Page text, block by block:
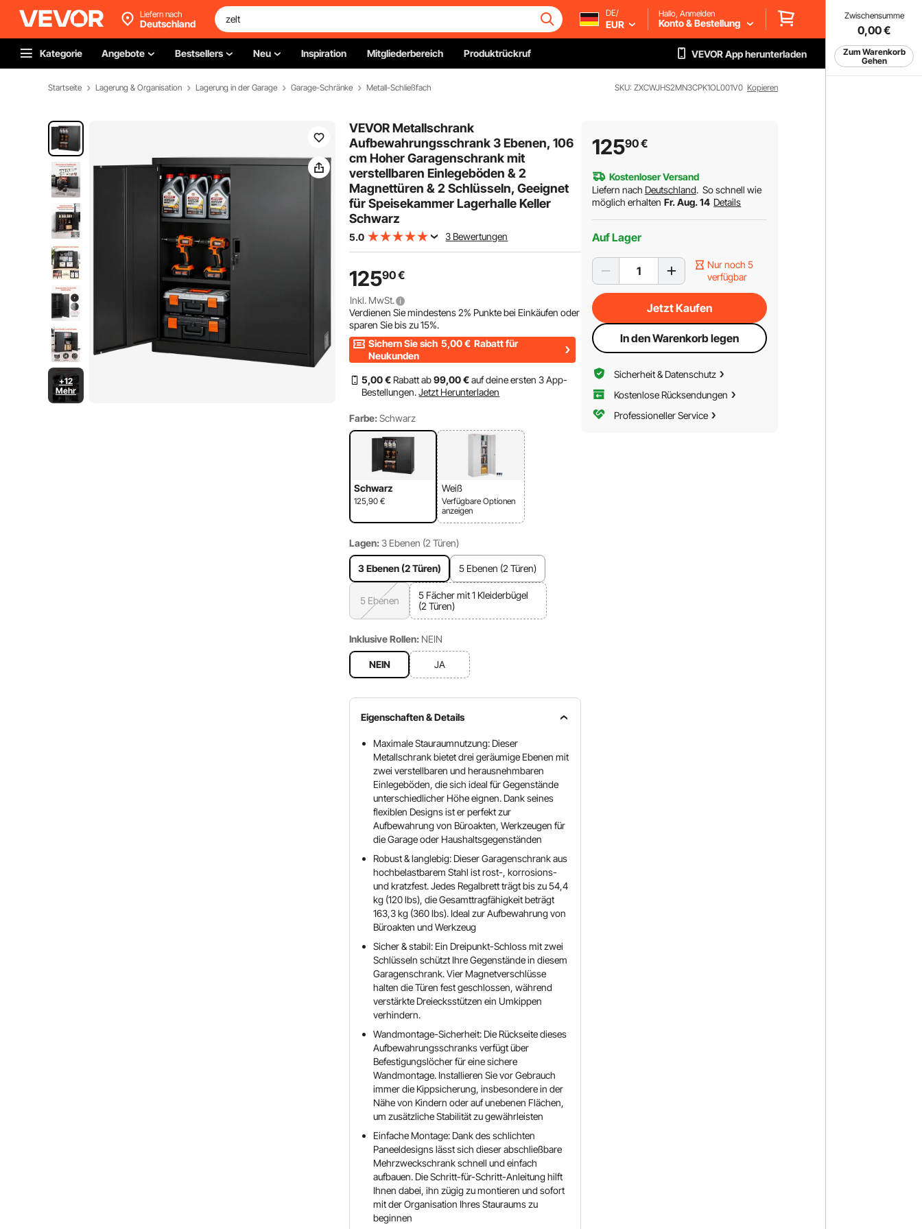
Zwischensumme
0,00€
Zum Warenkorb
Gehen
Liefern nach
Deutschland
DE/
EUR
Hallo, Anmelden
Konto & Bestellung
Kategorie Angebote Bestsellers Neu Inspiration Mitgliederbereich Produktrückruf VEVOR App herunterladen
Startseite Lagerung & Organisation Lagerung in der Garage Garage-Schränke Metall-Schließfach SKU: ZXCWJHS2MN3CPK1OL001V0 Kopieren
+12
Mehr
VEVOR Metallschrank
Aufbewahrungsschrank 3 Ebenen, 106
cm Hoher Garagenschrank mit
verstellbaren Einlegeböden & 2
Magnettüren & 2 Schlüsseln, Geeignet
für Speisekammer Lagerhalle Keller
Schwarz
5.0 3 Bewertungen
12590€
Inkl. MwSt.
Verdienen Sie mindestens2% Punkte bei Einkäufen oder
sparen Sie bis zu15%.
Sichern Sie sich 5,00 € Rabatt für
Neukunden
5,00 € Rabatt ab99,00 €auf deine ersten 3 App-
Bestellungen. Jetzt Herunterladen
Farbe: Schwarz
Schwarz
125,90 €
Weiß
Verfügbare Optionen
anzeigen
Lagen: 3 Ebenen (2 Türen)
3 Ebenen (2 Türen) 5 Ebenen (2 Türen)
5 Ebenen
5 Fächer mit 1 Kleiderbügel
(2 Türen)
Inklusive Rollen: NEIN
NEIN JA
Eigenschaften & Details
Maximale Stauraumnutzung: Dieser
Metallschrank bietet drei geräumige Ebenen mit
zwei verstellbaren und herausnehmbaren
Einlegeböden, die sich ideal für Gegenstände
unterschiedlicher Höhe eignen. Dank seines
flexiblen Designs ist er perfekt zur
Aufbewahrung von Büroakten, Werkzeugen für
die Garage oder Haushaltsgegenständen
Robust & langlebig: Dieser Garagenschrank aus
hochbelastbarem Stahl ist rost-, korrosions-
und kratzfest. Jedes Regalbrett trägt bis zu 54,4
kg (120 lbs), die Gesamttragfähigkeit beträgt
163,3 kg (360 lbs). Ideal zur Aufbewahrung von
Büroakten und Werkzeug
Sicher & stabil: Ein Dreipunkt-Schloss mit zwei
Schlüsseln schützt Ihre Gegenstände in diesem
Garagenschrank. Vier Magnetverschlüsse
halten die Türen fest geschlossen, während
verstärkte Dreiecksstützen ein Umkippen
verhindern.
Wandmontage-Sicherheit: Die Rückseite dieses
Aufbewahrungsschranks verfügt über
Befestigungslöcher für eine sichere
Wandmontage. Installieren Sie vor Gebrauch
immer die Kippsicherung, insbesondere in der
Nähe von Kindern oder auf unebenen Flächen,
um zusätzliche Stabilität zu gewährleisten
Einfache Montage: Dank des schlichten
Paneeldesigns lässt sich dieser abschließbare
Mehrzweckschrank schnell und einfach
aufbauen. Die Schritt-für-Schritt-Anleitung hilft
Ihnen dabei, ihn zügig zu montieren und sofort
mit der Organisation Ihres Stauraums zu
beginnen
12590€
Kostenloser Versand
Liefern nach Deutschland. So schnell wie
möglich erhalten Fr. Aug. 14 Details
Auf Lager
Nur noch 5
verfügbar
Jetzt Kaufen
In den Warenkorb legen
Sicherheit & Datenschutz
Kostenlose Rücksendungen
Professioneller Service